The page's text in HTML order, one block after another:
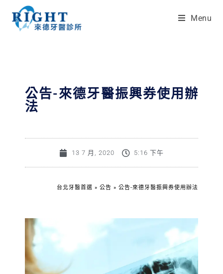
Menu
公告-來德牙醫振興券使用辦
法
13 7 月, 2020 5:16 下午
台北牙醫首選 » 公告 » 公告-來德牙醫振興券使用辦法